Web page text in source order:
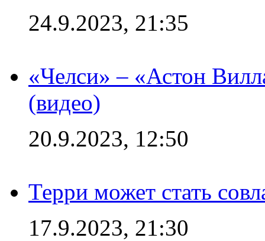
24.9.2023, 21:35
«Челси» – «Астон
(видео)
20.9.2023, 12:50
Терри может стать
17.9.2023, 21:30